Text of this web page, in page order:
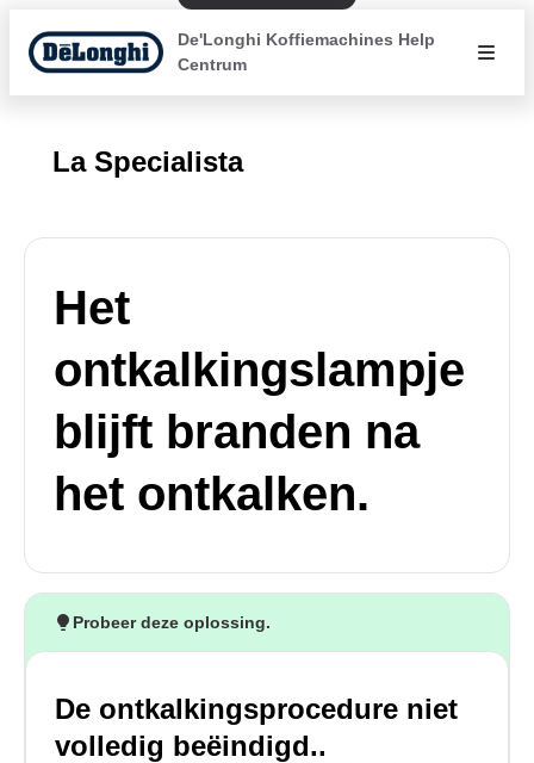
De'Longhi Koffiemachines Help
Centrum
La Specialista
Het
ontkalkingslampje
blijft branden na
het ontkalken.
Probeer deze oplossing.
De ontkalkingsprocedure niet
volledig beëindigd..